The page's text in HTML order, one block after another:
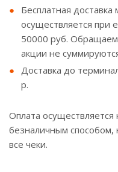
Бесплатная
осуществляется при
50000 руб.
акции не
Доставка до
р.
Оплата осуществляется
безналичным способом,
все чеки.